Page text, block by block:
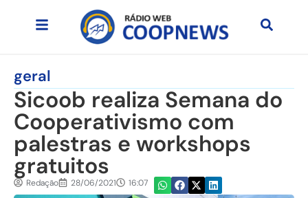
geral
Sicoob realiza Semana do
Cooperativismo com
palestras e workshops
gratuitos
Redação 28/06/2021 16:07